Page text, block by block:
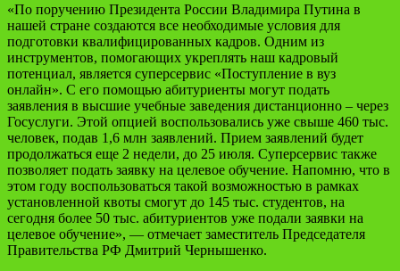
«По поручению Президента России Владимира Путина в
нашей стране создаются все необходимые условия для
подготовки квалифицированных кадров. Одним из
инструментов, помогающих укреплять наш кадровый
потенциал, является суперсервис «Поступление в вуз
онлайн». С его помощью абитуриенты могут подать
заявления в высшие учебные заведения дистанционно – через
Госуслуги. Этой опцией воспользовались уже свыше 460 тыс.
человек, подав 1,6 млн заявлений. Прием заявлений будет
продолжаться еще 2 недели, до 25 июля. Суперсервис также
позволяет подать заявку на целевое обучение. Напомню, что в
этом году воспользоваться такой возможностью в рамках
установленной квоты смогут до 145 тыс. студентов, на
сегодня более 50 тыс. абитуриентов уже подали заявки на
целевое обучение», — отмечает заместитель Председателя
Правительства РФ Дмитрий Чернышенко.